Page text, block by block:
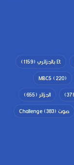
Et بالجزائري
(1159)
MBC5 (220)
الجزائر (655)
صوت Challenge (383)